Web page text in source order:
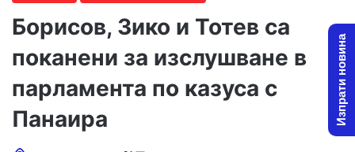
Борисов, Зико и Тотев са
поканени за изслушване в
парламента по казуса с
Панаира
Изпрати новина